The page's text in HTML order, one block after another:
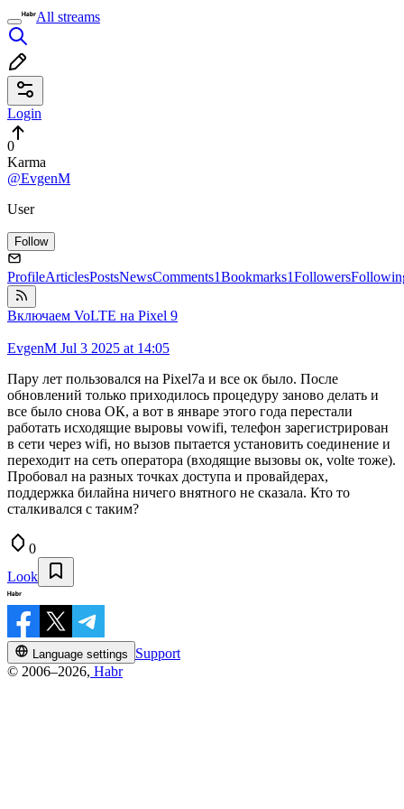
All streams
Login
0
Karma
@EvgenM
User
Follow
ProfileArticlesPostsNewsComments1Bookmarks1Followers
Включаем VoLTE на Pixel 9
EvgenM Jul 3 2025 at 14:05
Пару лет пользовался на Pixel7a и все ок было. После
обновлений только приходилось процедуру заново делать и
все было снова ОК, а вот в январе этого года перестали
работать исходящие выpовы vowifi, телефон зарегистрирован
в сети через wifi, но вызов пытается установить соединение и
переходит на сеть оператора (входящие вызовы ок, volte тоже).
Пробовал на разных точках доступа и провайдерах,
поддержка билайна ничего внятного не сказала. Кто то
сталкивался с таким?
0
Look
Language settings
Support
© 2006–2026, Habr